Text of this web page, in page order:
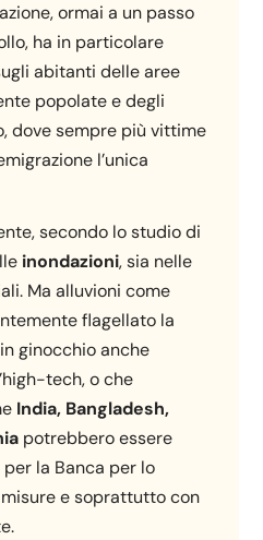
ormai a un passo
ha in particolare
abitanti delle aree
popolate e degli
dove sempre più vittime
l’unica
secondo lo studio di
inondazioni, sia nelle
Ma alluvioni come
flagellato la
ginocchio anche
tech, o che
India, Bangladesh,
potrebbero essere
la Banca per lo
e soprattutto con